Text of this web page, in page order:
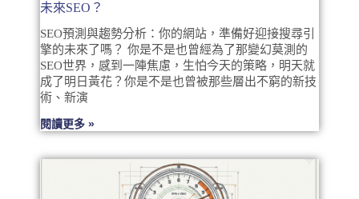
未來SEO？
SEO預測與趨勢分析：你的網站，準備好迎接搜尋引
擎的未來了嗎？ 你是不是也曾經為了那變幻莫測的
SEO世界，感到一陣焦慮，生怕今天的策略，明天就
成了明日黃花？你是不是也曾被那些層出不窮的新技
術、新演
閱讀更多 »